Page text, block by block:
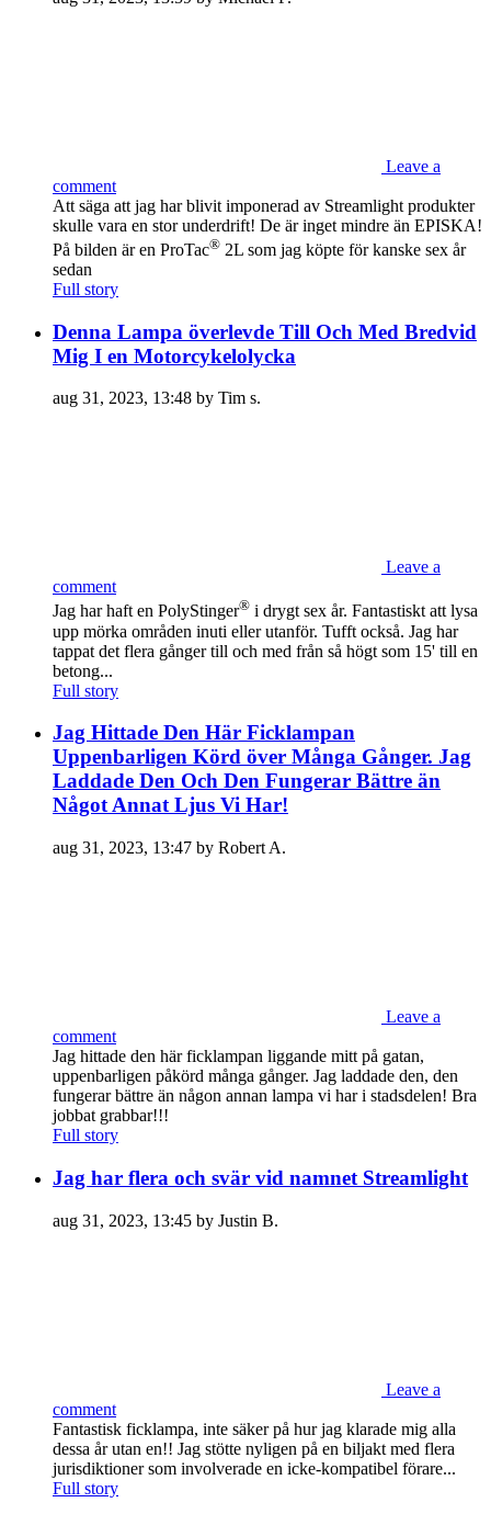
Leave a
comment
Att säga att jag har blivit imponerad av Streamlight produkter
skulle vara en stor underdrift! De är inget mindre än EPISKA!
På bilden är en ProTac® 2L som jag köpte för kanske sex år
sedan
Full story
Denna Lampa överlevde Till Och Med Bredvid
Mig I en Motorcykelolycka
aug 31, 2023, 13:48 by Tim s.
Leave a
comment
Jag har haft en PolyStinger® i drygt sex år. Fantastiskt att lysa
upp mörka områden inuti eller utanför. Tufft också. Jag har
tappat det flera gånger till och med från så högt som 15' till en
betong...
Full story
Jag Hittade Den Här Ficklampan
Uppenbarligen Körd över Många Gånger. Jag
Laddade Den Och Den Fungerar Bättre än
Något Annat Ljus Vi Har!
aug 31, 2023, 13:47 by Robert A.
Leave a
comment
Jag hittade den här ficklampan liggande mitt på gatan,
uppenbarligen påkörd många gånger. Jag laddade den, den
fungerar bättre än någon annan lampa vi har i stadsdelen! Bra
jobbat grabbar!!!
Full story
Jag har flera och svär vid namnet Streamlight
aug 31, 2023, 13:45 by Justin B.
Leave a
comment
Fantastisk ficklampa, inte säker på hur jag klarade mig alla
dessa år utan en!! Jag stötte nyligen på en biljakt med flera
jurisdiktioner som involverade en icke-kompatibel förare...
Full story